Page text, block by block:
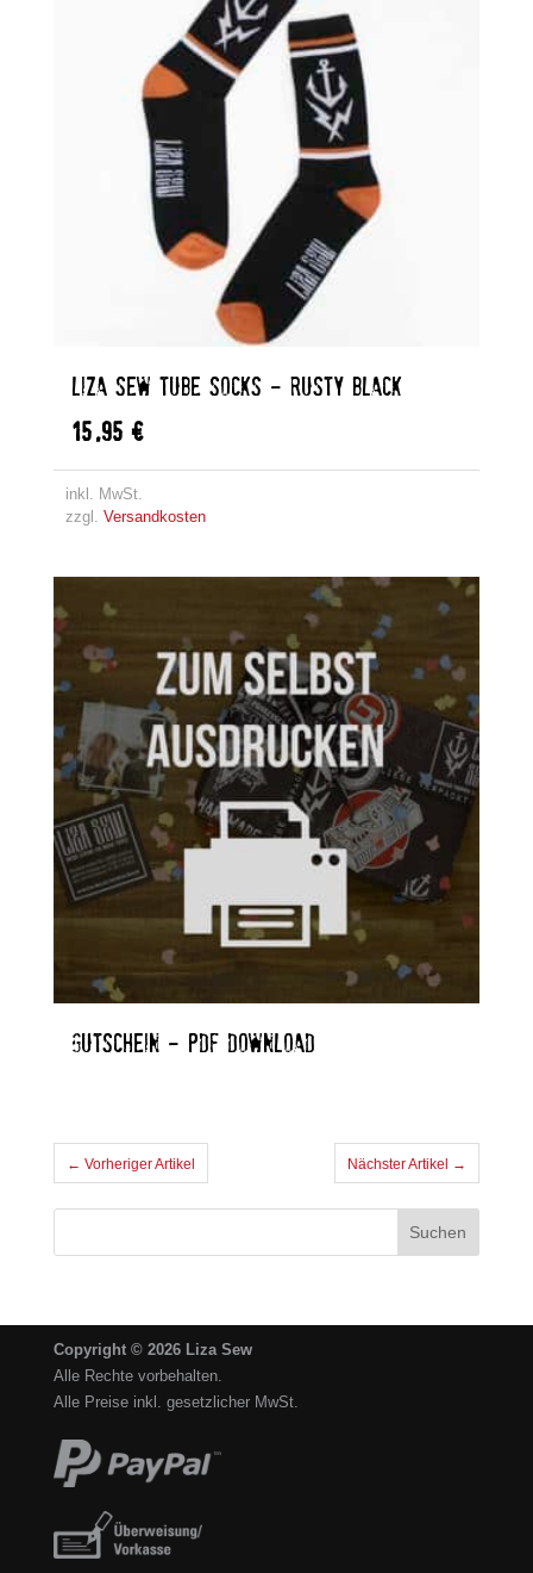
LIZA SEW TUBE SOCKS – RUSTY BLACK
15,95 €
inkl. MwSt.
zzgl. Versandkosten
GUTSCHEIN – PDF DOWNLOAD
← Vorheriger Artikel Nächster Artikel →
Copyright © 2026 Liza Sew
Alle Rechte vorbehalten.
Alle Preise inkl. gesetzlicher MwSt.